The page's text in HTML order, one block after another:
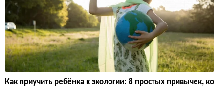
Как приучить ребёнка к экологии: 8 простых привычек, ко